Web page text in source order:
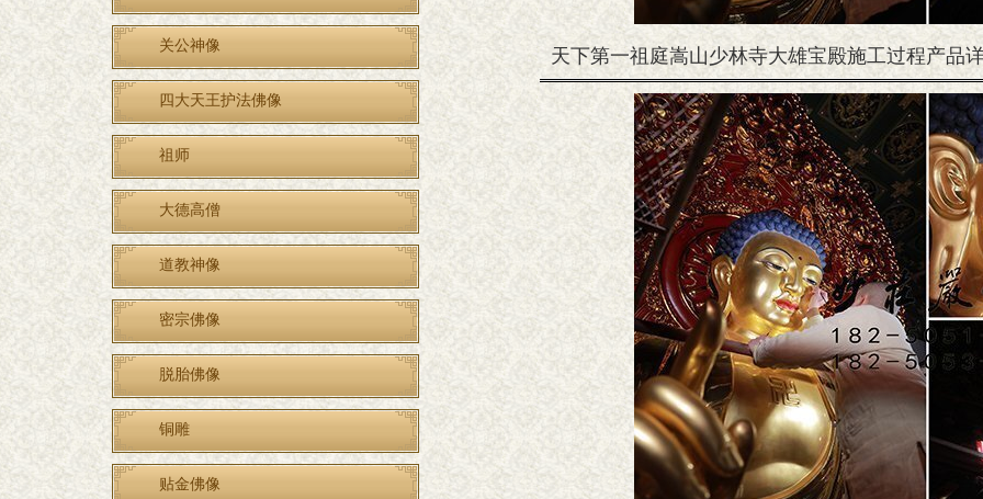
关公神像
四大天王护法佛像
祖师
大德高僧
道教神像
密宗佛像
脱胎佛像
铜雕
贴金佛像
天下第一祖庭嵩山少林寺大雄宝殿施工过程产品